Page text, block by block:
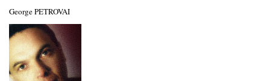
George PETROVAI